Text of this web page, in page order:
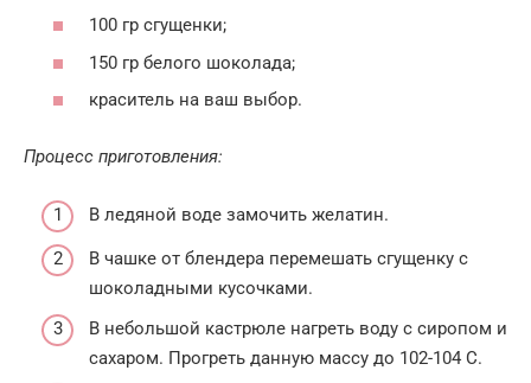
100 гр сгущенки;
150 гр белого шоколада;
краситель на ваш выбор.
Процесс приготовления:
В ледяной воде замочить желатин.
В чашке от блендера перемешать сгущенку с
шоколадными кусочками.
В небольшой кастрюле нагреть воду с сиропом и
сахаром. Прогреть данную массу до 102-104 С.